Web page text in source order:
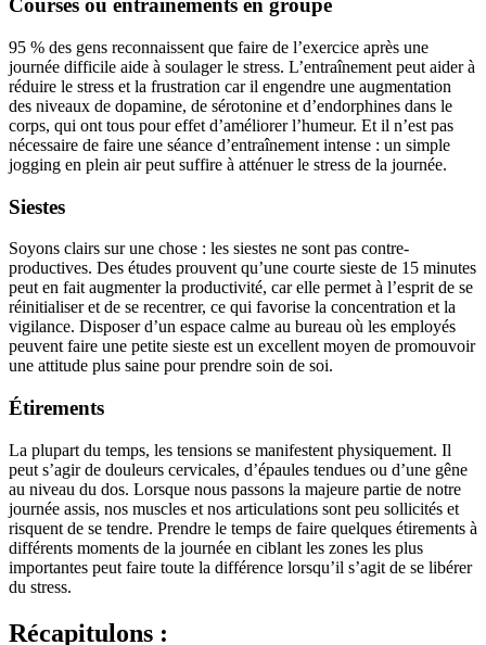
Courses ou entraînements en groupe
95 % des gens reconnaissent que faire de l’exercice après une
journée difficile aide à soulager le stress. L’entraînement peut aider à
réduire le stress et la frustration car il engendre une augmentation
des niveaux de dopamine, de sérotonine et d’endorphines dans le
corps, qui ont tous pour effet d’améliorer l’humeur. Et il n’est pas
nécessaire de faire une séance d’entraînement intense : un simple
jogging en plein air peut suffire à atténuer le stress de la journée.
Siestes
Soyons clairs sur une chose : les siestes ne sont pas contre-
productives. Des études prouvent qu’une courte sieste de 15 minutes
peut en fait augmenter la productivité, car elle permet à l’esprit de se
réinitialiser et de se recentrer, ce qui favorise la concentration et la
vigilance. Disposer d’un espace calme au bureau où les employés
peuvent faire une petite sieste est un excellent moyen de promouvoir
une attitude plus saine pour prendre soin de soi.
Étirements
La plupart du temps, les tensions se manifestent physiquement. Il
peut s’agir de douleurs cervicales, d’épaules tendues ou d’une gêne
au niveau du dos. Lorsque nous passons la majeure partie de notre
journée assis, nos muscles et nos articulations sont peu sollicités et
risquent de se tendre. Prendre le temps de faire quelques étirements à
différents moments de la journée en ciblant les zones les plus
importantes peut faire toute la différence lorsqu’il s’agit de se libérer
du stress.
Récapitulons :